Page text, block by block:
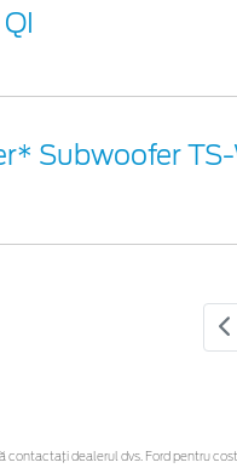
Subwoofer
contactaţi dealerul dvs. Ford pentru